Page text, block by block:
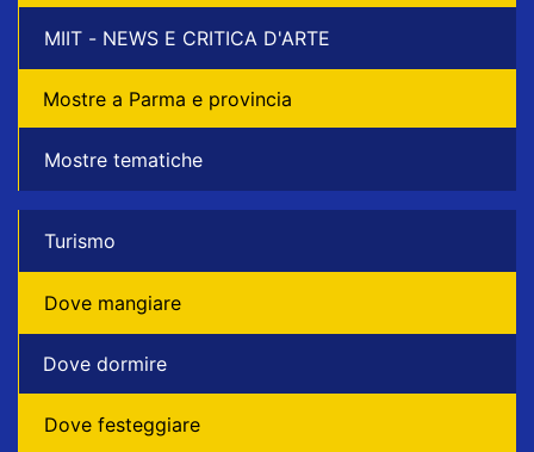
MIIT - NEWS E CRITICA D'ARTE
Mostre a Parma e provincia
Mostre tematiche
Turismo
Dove mangiare
Dove dormire
Dove festeggiare